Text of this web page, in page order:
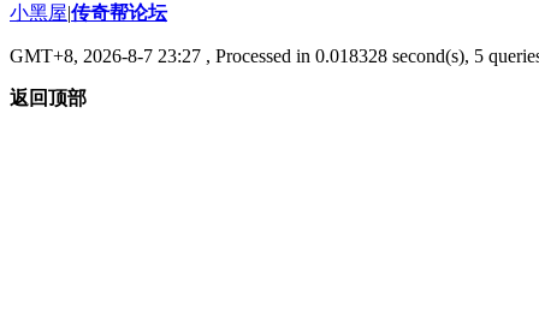
小黑屋|传奇帮论坛
GMT+8, 2026-8-7 23:27 , Processed in 0.018328 second(s), 5
返回顶部